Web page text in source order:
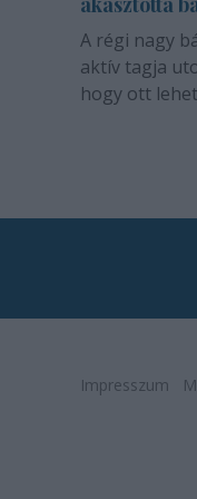
A régi nagy
aktív tagja
hogy ott
Impresszum